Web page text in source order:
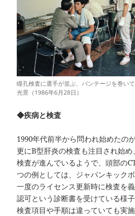
瞳孔検査に選手が並ぶ、バンテージを巻い
光景（1986年6月28日）
◆疾病と検査
1990年代前半から問われ始めたの
更にB型肝炎の検査も注目され始
検査が進んでいるようで、頭部の
つの例としては、ジャパンキック
一度のライセンス更新時に検査を
認可という診断書を受けている様
検査項目や手順は違っていても実